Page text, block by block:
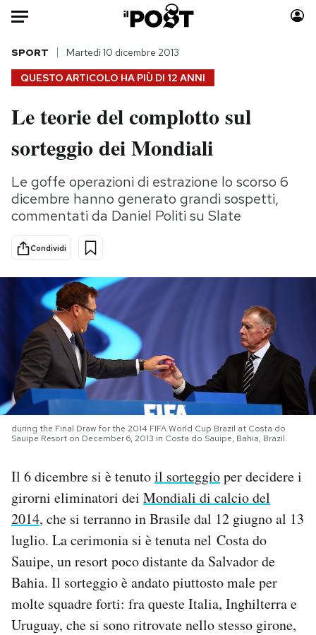
Auto
HOME
Italia
Politica
Tecnologia
Internet
Scienza
Cultura
Economia
Sport
Moda
Consumismi
Storie/Idee
Ok Boomer!
Media
PODCAST
NEWSLETTER
I MIEI PREFERITI
SHOP
AREA PERSONALE
Area Personale
Newsletter
QUESTO ARTICOLO HA PIÙ DI 12 ANNI
SPORT Martedì 10 dicembre 2013
Le teorie del complotto sul
sorteggio dei Mondiali
Le goffe operazioni di estrazione lo scorso 6
dicembre hanno generato grandi sospetti,
commentati da Daniel Politi su Slate
Condividi
during the Final Draw for the 2014 FIFA World Cup Brazil at Costa do
Sauipe Resort on December 6, 2013 in Costa do Sauipe, Bahia, Brazil.
Il 6 dicembre si è tenutoil sorteggioper decidere i
girorni eliminatori dei Mondiali di calcio del
2014, che si terranno in Brasile dal 12 giugno al 13
luglio. La cerimonia si è tenuta nel Costa do
Sauipe, un resort poco distante da Salvador de
Bahia. Il sorteggio è andato piuttosto male per
molte squadre forti: fra queste Italia, Inghilterra e
Uruguay, che si sono ritrovate nello stesso girone,